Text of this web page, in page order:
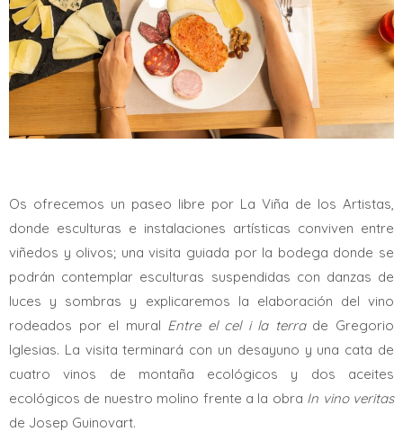
Os ofrecemos un paseo libre por La Viña de los Artistas,
donde esculturas e instalaciones artísticas conviven entre
viñedos y olivos; una visita guiada por la bodega donde se
podrán contemplar esculturas suspendidas con danzas de
luces y sombras y explicaremos la elaboración del vino
rodeados por el mural Entre el cel i la terra de Gregorio
Iglesias. La visita terminará con un desayuno y una cata de
cuatro vinos de montaña ecológicos y dos aceites
ecológicos de nuestro molino frente a la obra In vino veritas
de Josep Guinovart.